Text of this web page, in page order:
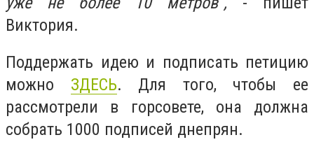
Виктория.
Поддержать идею и подписать петицию
можно ЗДЕСЬ. Для того, чтобы ее
рассмотрели в горсовете, она должна
собрать 1000 подписей днепрян.